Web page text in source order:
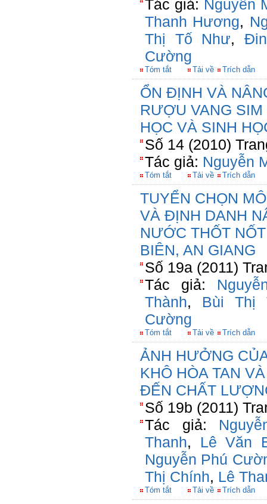
Tác giả: Nguyễn
Thanh Hương,
Thị Tố Như,
Cường
Tóm tắt Tải về Trích dẫn
ỔN ĐỊNH VÀ
RƯỢU VANG
HỌC VÀ SINH
Số 14 (2010)
Tác giả: Nguyễn
Tóm tắt Tải về Trích dẫn
TUYỂN CHỌN
VÀ ĐỊNH DANH
NƯỚC THỐT
BIÊN, AN GIANG
Số 19a (2011)
Tác giả:
Thành, Bùi Thị
Cường
Tóm tắt Tải về Trích dẫn
ẢNH HƯỞNG
KHÔ HÒA TAN
ĐẾN CHẤT
Số 19b (2011)
Tác giả:
Thanh, Lê Văn
Nguyễn Phú
Thị Chính, Lê
Tóm tắt Tải về Trích dẫn